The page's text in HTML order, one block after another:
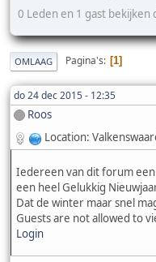
0 Leden en 1 gast bekijken
OMLAAG Pagina's 1
do 24 dec 2015 - 12:35
Roos
Location:
Iedereen van dit forum
een heel Gelukkig
Dat de winter maar snel
Guests are not allowed to
Login